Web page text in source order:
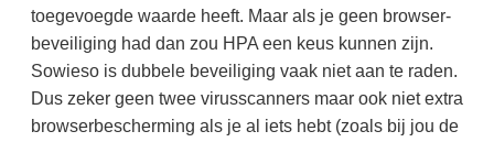
toegevoegde waarde heeft. Maar als je geen browser-
beveiliging had dan zou HPA een keus kunnen zijn.
Sowieso is dubbele beveiliging vaak niet aan te raden.
Dus zeker geen twee virusscanners maar ook niet extra
browserbescherming als je al iets hebt (zoals bij jou de